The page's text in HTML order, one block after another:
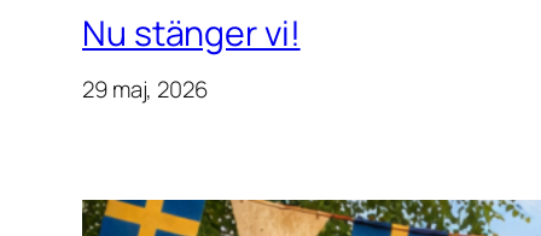
Nu stänger vi!
29 maj, 2026